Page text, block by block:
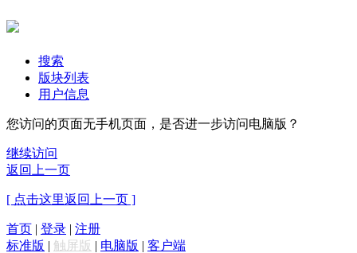
搜索
版块列表
用户信息
您访问的页面无手机页面，是否进一步访问电脑版？
继续访问
返回上一页
[ 点击这里返回上一页 ]
首页 | 登录 | 注册
标准版 | 触屏版 | 电脑版 | 客户端